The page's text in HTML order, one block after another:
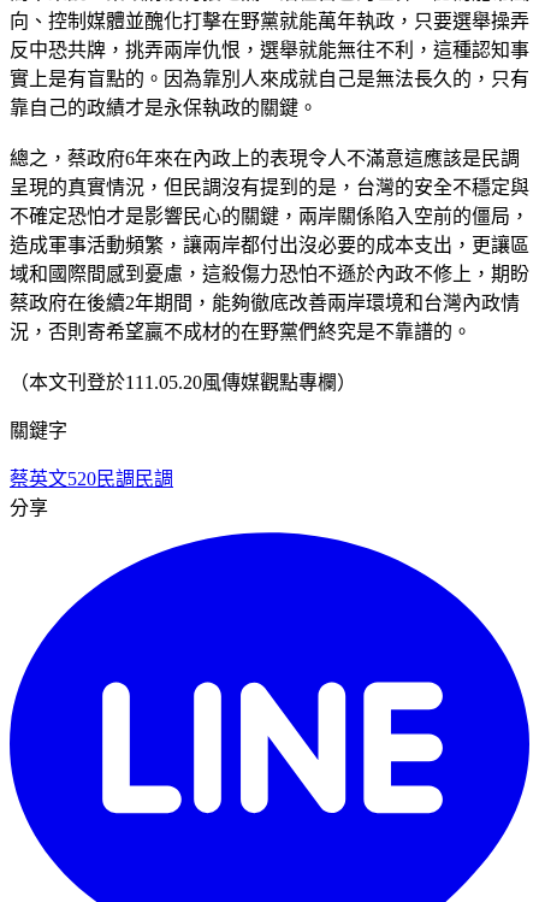
向、控制媒體並醜化打擊在野黨就能萬年執政，只要選舉操弄
反中恐共牌，挑弄兩岸仇恨，選舉就能無往不利，這種認知事
實上是有盲點的。因為靠別人來成就自己是無法長久的，只有
靠自己的政績才是永保執政的關鍵。
總之，蔡政府6年來在內政上的表現令人不滿意這應該是民調
呈現的真實情況，但民調沒有提到的是，台灣的安全不穩定與
不確定恐怕才是影響民心的關鍵，兩岸關係陷入空前的僵局，
造成軍事活動頻繁，讓兩岸都付出沒必要的成本支出，更讓區
域和國際間感到憂慮，這殺傷力恐怕不遜於內政不修上，期盼
蔡政府在後續2年期間，能夠徹底改善兩岸環境和台灣內政情
況，否則寄希望贏不成材的在野黨們終究是不靠譜的。
（本文刊登於111.05.20風傳媒觀點專欄）
關鍵字
蔡英文520民調 民調
分享